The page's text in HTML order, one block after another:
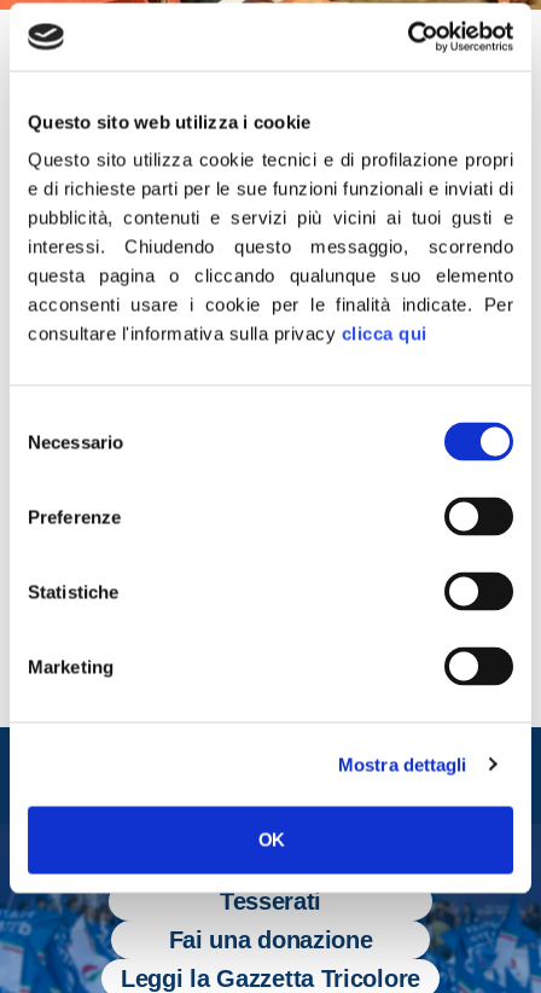
Questo sito web utilizza i cookie
Questo sito utilizza cookie tecnici e di profilazione propri
e di richieste parti per le sue funzioni funzionali e inviati di
pubblicità, contenuti e servizi più vicini ai tuoi gusti e
interessi.Chiudendo questo messaggio, scorrendo
questa pagina o cliccando qualunque suo elemento
acconsenti usare i cookie per le finalità indicate. Per
consultare l'informativa sulla privacy clicca qui
delNecessario
Preferenze
Statistiche
Marketing
Mostra dettagli
OK
23 Novembre 2022
varato una manovra di bilancio concreta e in linea con
gli indirizzi manifestati in campagna elettorale. Aiuti alle
famiglie e alle imprese per fronteggiare la crisi
energetica, revisione del reddito di cittadinanza e tutela
dei soggetti inabili al lavoro, sostegno alla maternità con
agevolazioni per le donne sull’età pensionabile, tregua
fiscale senza condoni. In poco tempo si è dato vita a
Governo per il rilancio della nostra economia”.
Lo dichiara il senatore di Fratelli d’Italia Andrea De
Entra nel mondo di
Tesserati
Fai una donazione
Leggi la Gazzetta Tricolore